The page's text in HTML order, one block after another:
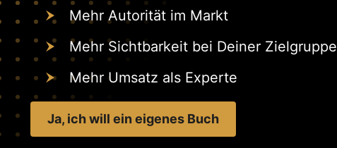
Mehr Autorität im Markt
Mehr Sichtbarkeit bei Deiner Zielgruppe
Mehr Umsatz als Experte
Ja, ich will ein eigenes Buch